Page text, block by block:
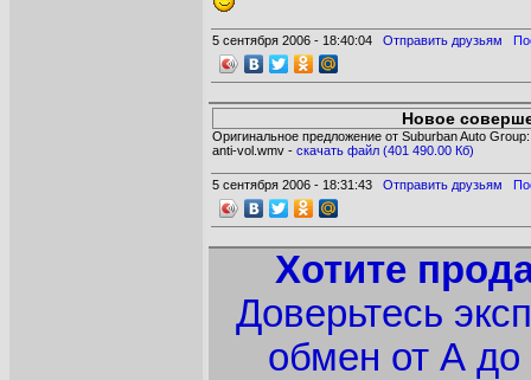
5 сентября 2006 - 18:40:04 Отправить друзьям
Новое
Оригинальное предложение от Suburban Auto Group:
anti-vol.wmv - cкачать файл (401 490.00 Кб)
5 сентября 2006 - 18:31:43 Отправить друзьям
Хотите
Доверьтесь
обмен от А